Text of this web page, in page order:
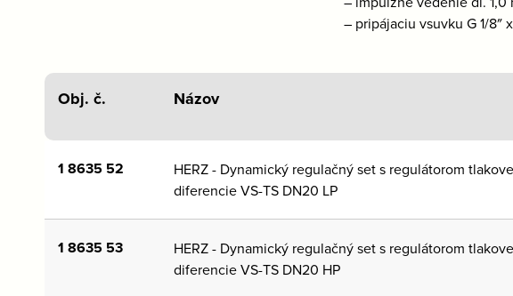
– pripájaciu vsuvku G 1/8″
Obj. č. Názov
1 8635 52
HERZ - Dynamický regulačný set s regulátorom
diferencie VS-TS DN20 LP
1 8635 53
HERZ - Dynamický regulačný set s regulátorom
diferencie VS-TS DN20 HP